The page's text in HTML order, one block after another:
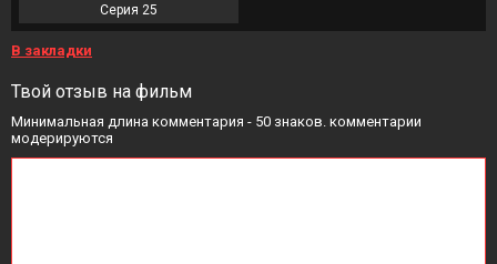
Серия 25
В закладки
Твой отзыв на фильм
Минимальная длина комментария - 50 знаков. комментарии
модерируются